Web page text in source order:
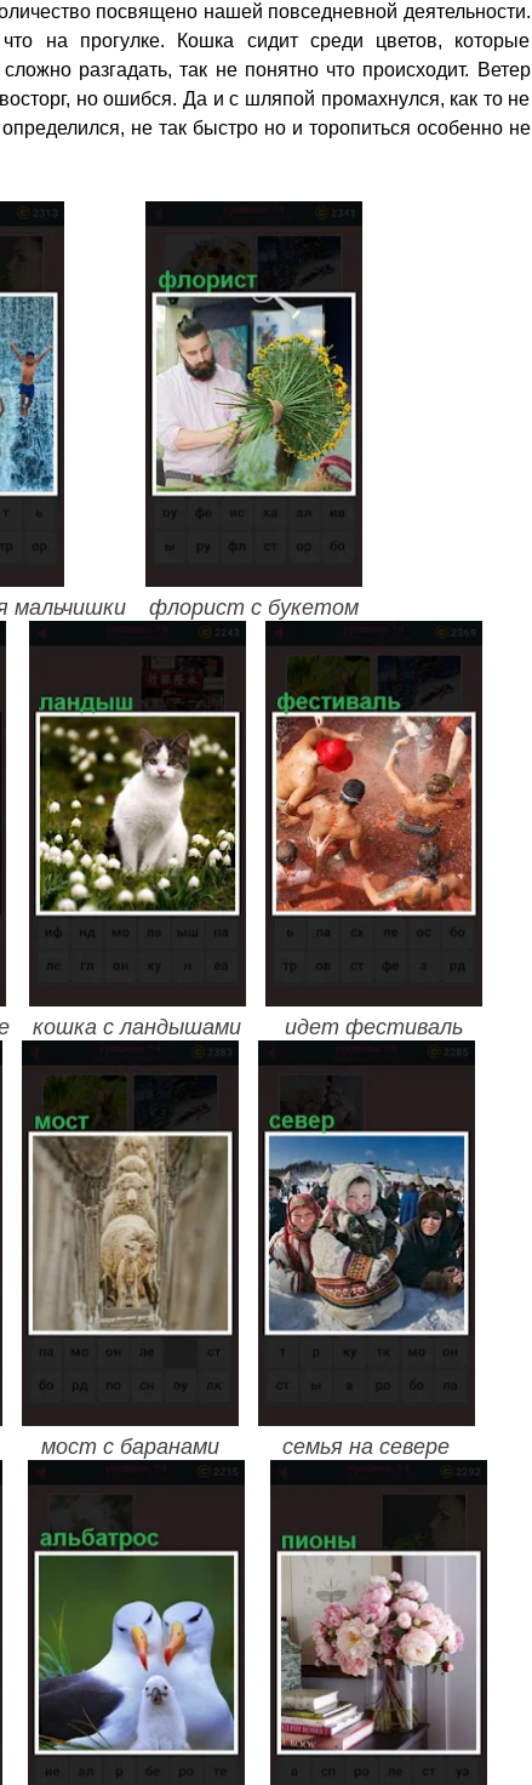
посвящено нашей повседневной деятельности.
на прогулке. Кошка сидит среди цветов, которые
разгадать, так не понятно что происходит. Ветер
но ошибся. Да и с шляпой промахнулся, как то не
не так быстро но и торопиться особенно не
мальчишки флорист с букетом
кошка с ландышами идет фестиваль
мост с баранами семья на севере